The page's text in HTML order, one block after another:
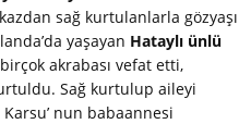
sağ kurtulanlarla gözyaşı
yaşayan Hataylı ünlü
akrabası vefat etti,
Sağ kurtulup aileyi
nun babaannesi